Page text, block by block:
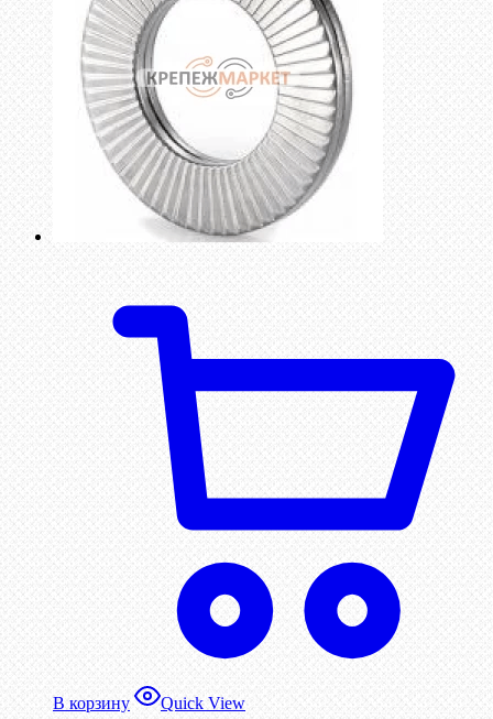
В корзину Quick View